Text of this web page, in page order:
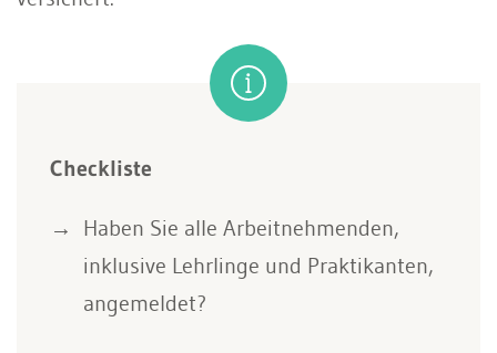
Checkliste
Haben Sie alle Arbeitnehmenden,
inklusive Lehrlinge und Praktikanten,
angemeldet?